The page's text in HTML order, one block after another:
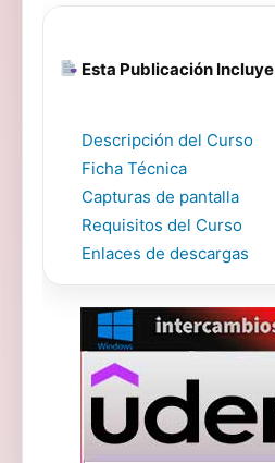
Esta Publicación Incluye
Descripción del Curso
Ficha Técnica
Capturas de pantalla
Requisitos del Curso
Enlaces de descargas